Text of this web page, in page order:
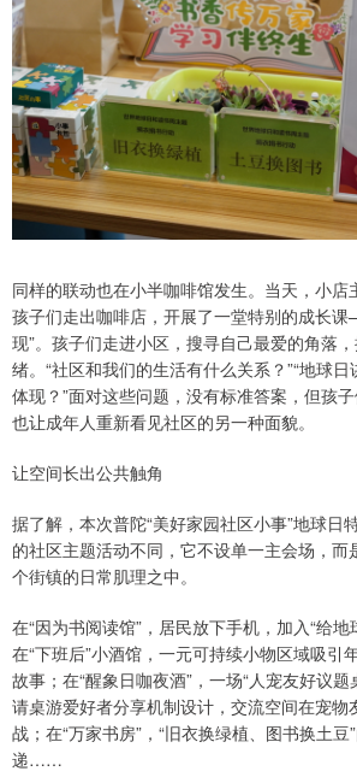
同样的联动也在小半咖啡馆发生。当天，小店
孩子们走出咖啡店，开展了一堂特别的成长
现”。孩子们走进小区，搜寻自己最爱的角落
绪。“社区和我们的生活有什么关系？”“地球日
体现？”面对这些问题，没有标准答案，但孩
也让成年人重新看见社区的另一种面貌。
让空间长出公共触角
据了解，本次普陀“美好家园社区小事”地球日
的社区主题活动不同，它不设单一主会场，而
个街镇的日常肌理之中。
在“因为书阅读馆”，居民放下手机，加入“给地
在“下班后”小酒馆，一元可持续小物区域吸引
故事；在“醒象日咖夜酒”，一场“人宠友好议
请桌游爱好者分享机制设计，交流空间在宠物
战；在“万家书房”，“旧衣换绿植、图书换土
递……